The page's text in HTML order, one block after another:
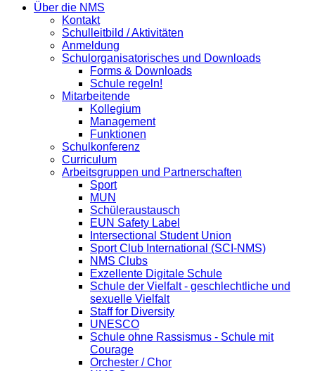
Über die NMS
Kontakt
Schulleitbild / Aktivitäten
Anmeldung
Schulorganisatorisches und Downloads
Forms & Downloads
Schule regeln!
Mitarbeitende
Kollegium
Management
Funktionen
Schulkonferenz
Curriculum
Arbeitsgruppen und Partnerschaften
Sport
MUN
Schüleraustausch
EUN Safety Label
Intersectional Student Union
Sport Club International (SCI-NMS)
NMS Clubs
Exzellente Digitale Schule
Schule der Vielfalt - geschlechtliche und
sexuelle Vielfalt
Staff for Diversity
UNESCO
Schule ohne Rassismus - Schule mit
Courage
Orchester / Chor